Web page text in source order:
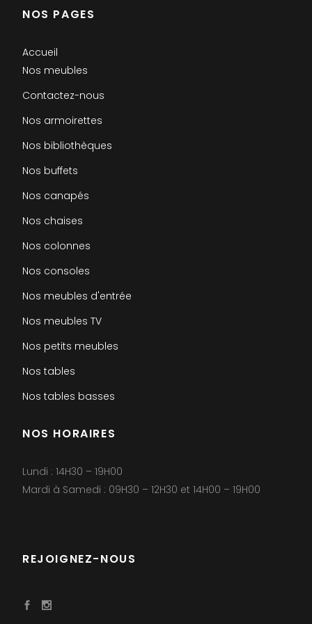
NOS PAGES
Accueil
Nos meubles
Contactez-nous
Nos armoirettes
Nos bibliothèques
Nos buffets
Nos canapés
Nos chaises
Nos colonnes
Nos consoles
Nos meubles d'entrée
Nos meubles TV
Nos petits meubles
Nos tables
Nos tables basses
NOS HORAIRES
Lundi : 14H30 – 19H00
Mardi à Samedi : 09H30 – 12H30 et 14H00 – 19H00
REJOIGNEZ-NOUS